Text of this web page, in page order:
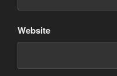
Website